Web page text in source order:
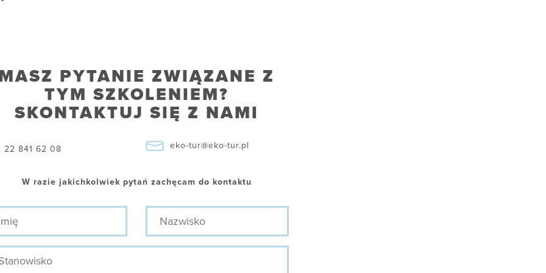
PYTANIE ZWIĄZANE Z
TYM SZKOLENIEM?
SKONTAKTUJ SIĘ Z NAMI
22 841 62 08 eko-tur@eko-tur.pl
W razie jakichkolwiek pytań zachęcam do kontaktu
Nazwisko